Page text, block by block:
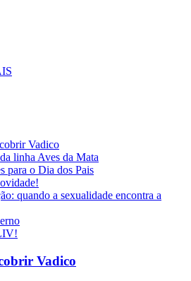
Vadico
linha Aves da Mata
para o Dia dos Pais
quando a sexualidade encontra a
Vadico